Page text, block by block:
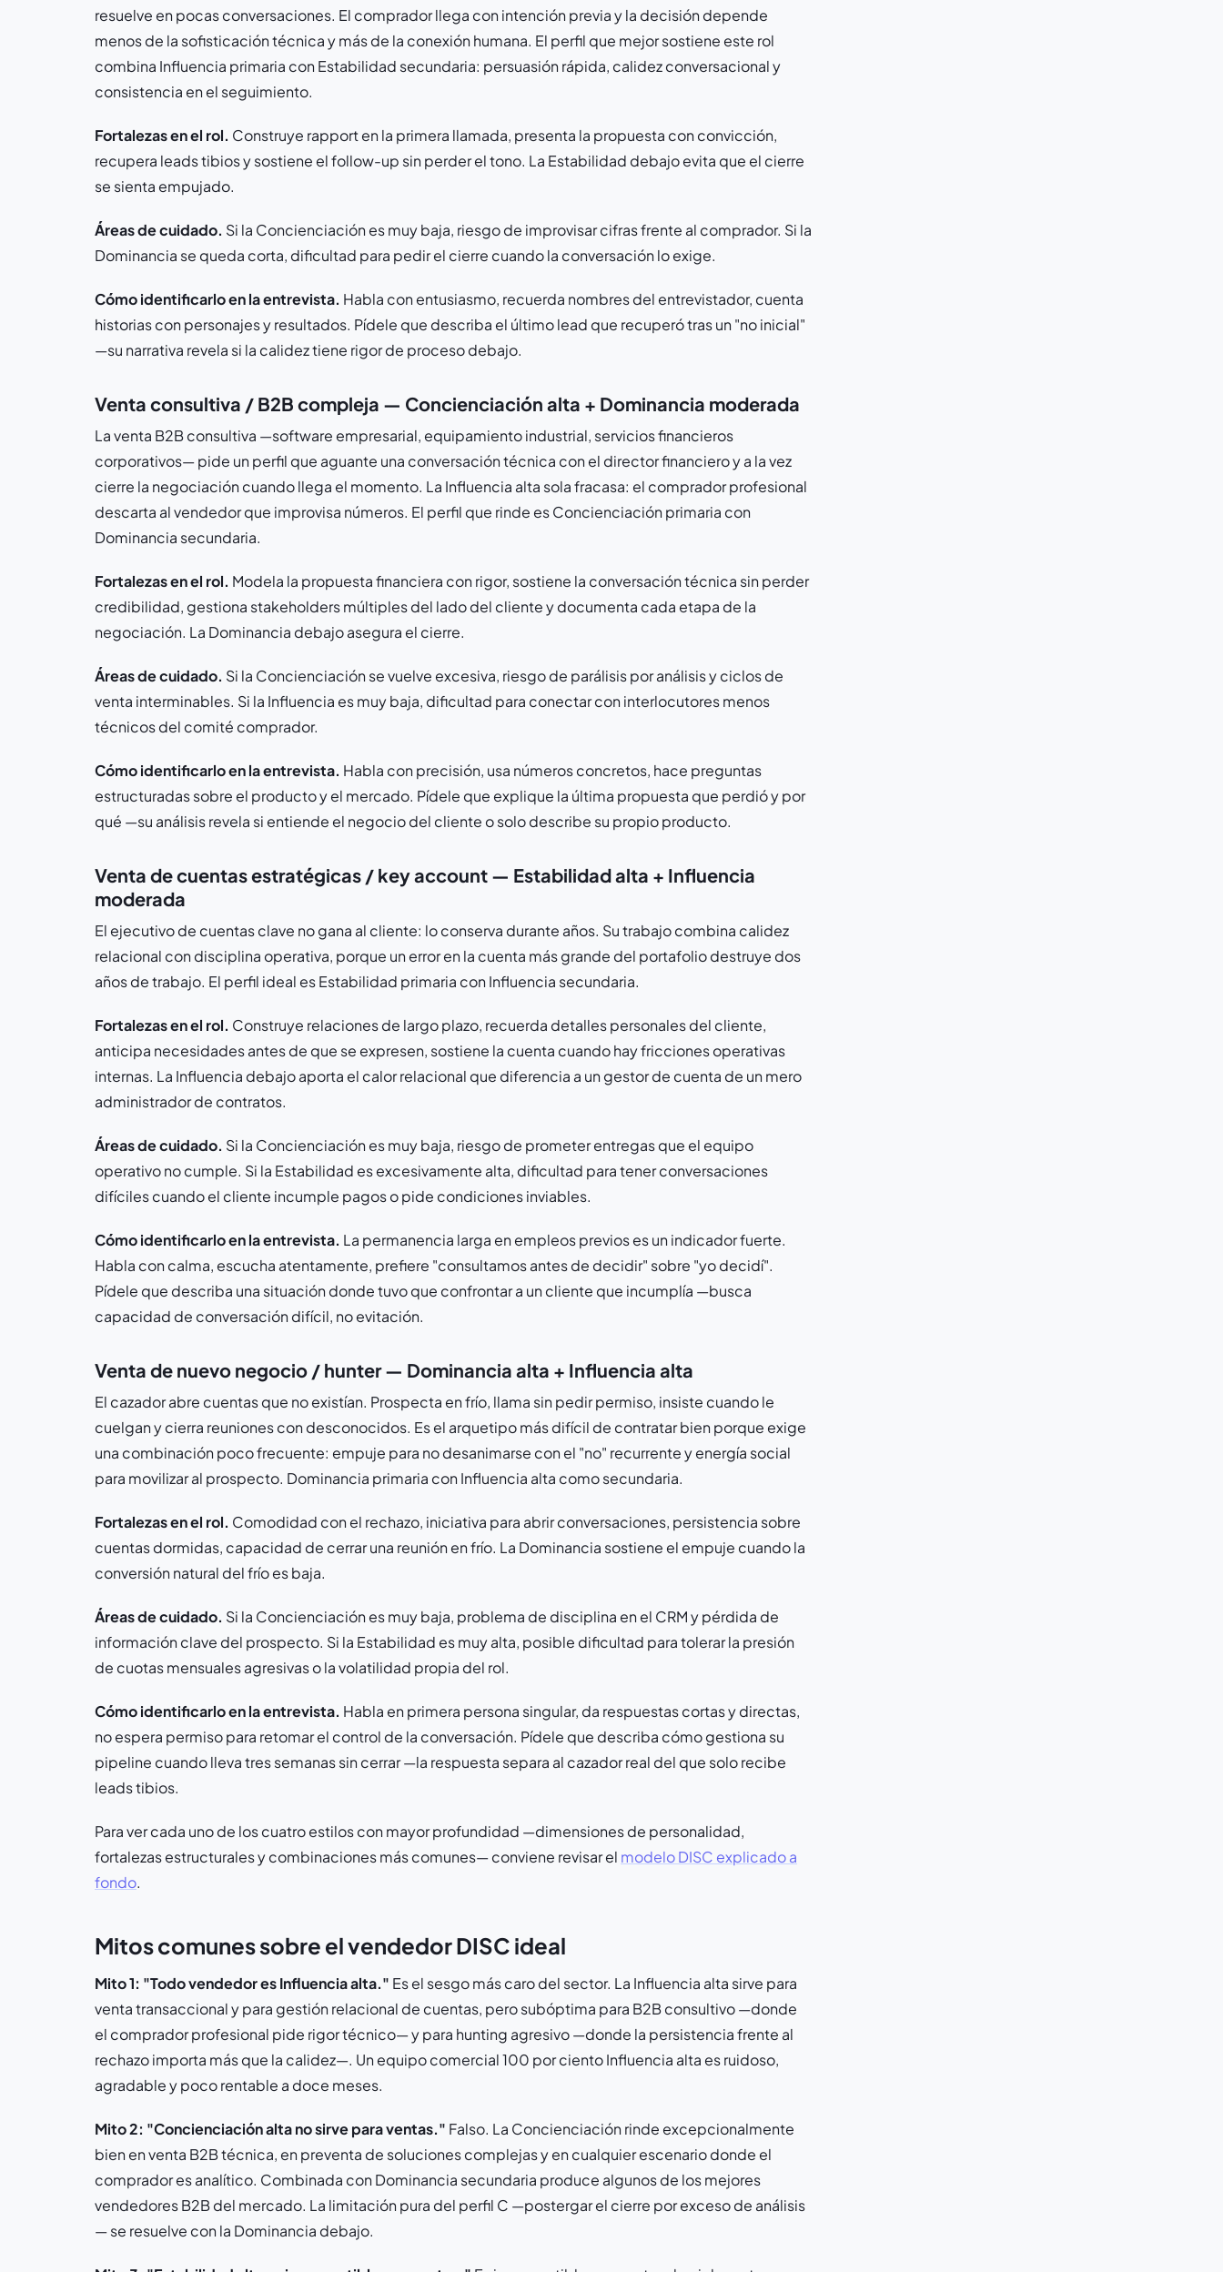
resuelve en pocas conversaciones. El comprador llega con intención previa y la decisión depende
menos de la sofisticación técnica y más de la conexión humana. El perfil que mejor sostiene este rol
combina Influencia primaria con Estabilidad secundaria: persuasión rápida, calidez conversacional y
consistencia en el seguimiento.
Fortalezas en el rol. Construye rapport en la primera llamada, presenta la propuesta con convicción,
recupera leads tibios y sostiene el follow-up sin perder el tono. La Estabilidad debajo evita que el cierre
se sienta empujado.
Áreas de cuidado. Si la Concienciación es muy baja, riesgo de improvisar cifras frente al comprador. Si la
Dominancia se queda corta, dificultad para pedir el cierre cuando la conversación lo exige.
Cómo identificarlo en la entrevista. Habla con entusiasmo, recuerda nombres del entrevistador, cuenta
historias con personajes y resultados. Pídele que describa el último lead que recuperó tras un "no inicial"
—su narrativa revela si la calidez tiene rigor de proceso debajo.
Venta consultiva / B2B compleja — Concienciación alta + Dominancia moderada
La venta B2B consultiva —software empresarial, equipamiento industrial, servicios financieros
corporativos— pide un perfil que aguante una conversación técnica con el director financiero y a la vez
cierre la negociación cuando llega el momento. La Influencia alta sola fracasa: el comprador profesional
descarta al vendedor que improvisa números. El perfil que rinde es Concienciación primaria con
Dominancia secundaria.
Fortalezas en el rol. Modela la propuesta financiera con rigor, sostiene la conversación técnica sin perder
credibilidad, gestiona stakeholders múltiples del lado del cliente y documenta cada etapa de la
negociación. La Dominancia debajo asegura el cierre.
Áreas de cuidado. Si la Concienciación se vuelve excesiva, riesgo de parálisis por análisis y ciclos de
venta interminables. Si la Influencia es muy baja, dificultad para conectar con interlocutores menos
técnicos del comité comprador.
Cómo identificarlo en la entrevista. Habla con precisión, usa números concretos, hace preguntas
estructuradas sobre el producto y el mercado. Pídele que explique la última propuesta que perdió y por
qué —su análisis revela si entiende el negocio del cliente o solo describe su propio producto.
Venta de cuentas estratégicas / key account — Estabilidad alta + Influencia
moderada
El ejecutivo de cuentas clave no gana al cliente: lo conserva durante años. Su trabajo combina calidez
relacional con disciplina operativa, porque un error en la cuenta más grande del portafolio destruye dos
años de trabajo. El perfil ideal es Estabilidad primaria con Influencia secundaria.
Fortalezas en el rol. Construye relaciones de largo plazo, recuerda detalles personales del cliente,
anticipa necesidades antes de que se expresen, sostiene la cuenta cuando hay fricciones operativas
internas. La Influencia debajo aporta el calor relacional que diferencia a un gestor de cuenta de un mero
administrador de contratos.
Áreas de cuidado. Si la Concienciación es muy baja, riesgo de prometer entregas que el equipo
operativo no cumple. Si la Estabilidad es excesivamente alta, dificultad para tener conversaciones
difíciles cuando el cliente incumple pagos o pide condiciones inviables.
Cómo identificarlo en la entrevista. La permanencia larga en empleos previos es un indicador fuerte.
Habla con calma, escucha atentamente, prefiere "consultamos antes de decidir" sobre "yo decidí".
Pídele que describa una situación donde tuvo que confrontar a un cliente que incumplía —busca
capacidad de conversación difícil, no evitación.
Venta de nuevo negocio / hunter — Dominancia alta + Influencia alta
El cazador abre cuentas que no existían. Prospecta en frío, llama sin pedir permiso, insiste cuando le
cuelgan y cierra reuniones con desconocidos. Es el arquetipo más difícil de contratar bien porque exige
una combinación poco frecuente: empuje para no desanimarse con el "no" recurrente y energía social
para movilizar al prospecto. Dominancia primaria con Influencia alta como secundaria.
Fortalezas en el rol. Comodidad con el rechazo, iniciativa para abrir conversaciones, persistencia sobre
cuentas dormidas, capacidad de cerrar una reunión en frío. La Dominancia sostiene el empuje cuando la
conversión natural del frío es baja.
Áreas de cuidado. Si la Concienciación es muy baja, problema de disciplina en el CRM y pérdida de
información clave del prospecto. Si la Estabilidad es muy alta, posible dificultad para tolerar la presión
de cuotas mensuales agresivas o la volatilidad propia del rol.
Cómo identificarlo en la entrevista. Habla en primera persona singular, da respuestas cortas y directas,
no espera permiso para retomar el control de la conversación. Pídele que describa cómo gestiona su
pipeline cuando lleva tres semanas sin cerrar —la respuesta separa al cazador real del que solo recibe
leads tibios.
Para ver cada uno de los cuatro estilos con mayor profundidad —dimensiones de personalidad,
fortalezas estructurales y combinaciones más comunes— conviene revisar el modelo DISC explicado a
fondo.
Mitos comunes sobre el vendedor DISC ideal
Mito 1: "Todo vendedor es Influencia alta." Es el sesgo más caro del sector. La Influencia alta sirve para
venta transaccional y para gestión relacional de cuentas, pero subóptima para B2B consultivo —donde
el comprador profesional pide rigor técnico— y para hunting agresivo —donde la persistencia frente al
rechazo importa más que la calidez—. Un equipo comercial 100 por ciento Influencia alta es ruidoso,
agradable y poco rentable a doce meses.
Mito 2: "Concienciación alta no sirve para ventas." Falso. La Concienciación rinde excepcionalmente
bien en venta B2B técnica, en preventa de soluciones complejas y en cualquier escenario donde el
comprador es analítico. Combinada con Dominancia secundaria produce algunos de los mejores
vendedores B2B del mercado. La limitación pura del perfil C —postergar el cierre por exceso de análisis
— se resuelve con la Dominancia debajo.